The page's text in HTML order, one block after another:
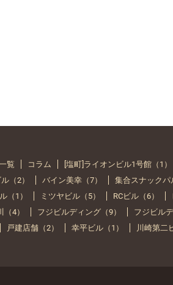
覧 コラム [塩町]ライオンビル1号館（1）
（2）
バイン美幸（7） 集合スナックパ
（1）
ミツヤビル（5） RCビル（6）
4）
フジビルディング（9） フジビル
戸建店舗（2） 幸平ビル（1） 川崎第二